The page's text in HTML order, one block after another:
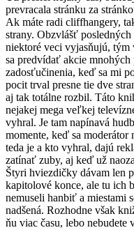
prevracala stránku za
Ak máte radi cliffhangery,
strany. Obzvlášť posledných
niektoré veci vyjasňujú, tým
sa predvídať akcie mnohých
zadosťučinenia, keď sa mi
pocit trval presne tie dve
aj tak totálne rozbil. Táto
nejakej mega veľkej
vyhral. Je tam napínavá
momente, keď sa
teda je a kto vyhral, dajú
zatínať zuby, aj keď už
Štyri hviezdičky dávam len
kapitolové konce, ale tu ich
nemuseli hanbiť a miestami
nadšená. Rozhodne však
ňu viac času, lebo nebudete